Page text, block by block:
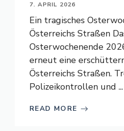
7. APRIL 2026
Ein tragisches
Österreichs Straßen
Osterwochenende
erneut eine
Österreichs Straßen.
Polizeikontrollen und ...
READ MORE